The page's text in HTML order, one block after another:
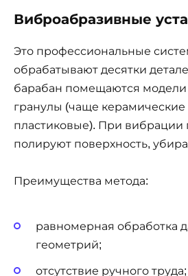
Виброабразивные
Это профессиональные
обрабатывают десятки
барабан помещаются
гранулы (чаще керамические
пластиковые). При вибрации
полируют поверхность,
Преимущества метода:
равномерная обработка
геометрий;
отсутствие ручного труда;